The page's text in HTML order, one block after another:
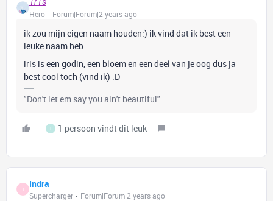
Hero
Forum|Forum|2 years ago
ik zou mijn eigen naam houden:) ik vind dat ik best een
leuke naam heb.
iris is een godin, een bloem en een deel van je oog dus ja
best cool toch (vind ik) :D
"Don't let em say you ain't beautiful"
I 1 persoon vindt dit leuk
I Indra
Supercharger Forum|Forum|2 years ago